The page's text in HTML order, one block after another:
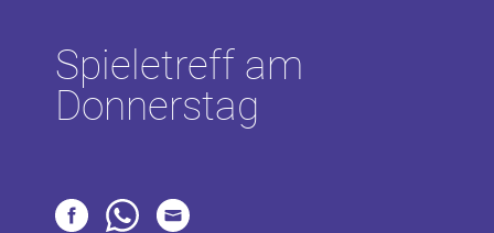
Spieletreff am
Donnerstag